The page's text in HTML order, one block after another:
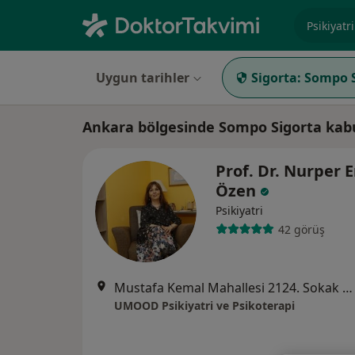
Uygun tarihler Sigorta: Sompo
Ankara bölgesinde Sompo Sigorta
Prof. Dr. Nurper
Özen
Psikiyatri
42 görüş
Mustafa Kemal Mahallesi 2124. Sokak No:16/2 Söğütözü, Ankara
UMOOD Psikiyatri ve Psikoterapi